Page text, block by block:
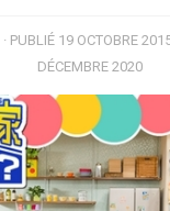
· PUBLIÉ 19 OCTOBRE
DÉCEMBRE 2020